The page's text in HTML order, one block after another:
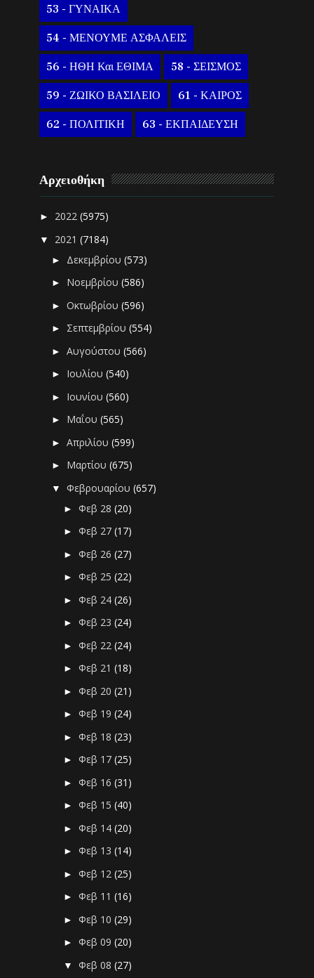
53 - ΓΥΝΑΙΚΑ
54 - ΜΕΝΟΥΜΕ ΑΣΦΑΛΕΙΣ
56 - ΗΘΗ Και ΕΘΙΜΑ 58 - ΣΕΙΣΜΟΣ
59 - ΖΩΙΚΟ ΒΑΣΙΛΕΙΟ 61 - ΚΑΙΡΟΣ
62 - ΠΟΛΙΤΙΚΗ 63 - ΕΚΠΑΙΔΕΥΣΗ
Αρχειοθήκη
► 2022(5975)
▼ 2021(7184)
► Δεκεμβρίου(573)
► Νοεμβρίου(586)
►Οκτωβρίου(596)
► Σεπτεμβρίου(554)
►Αυγούστου(566)
► Ιουλίου(540)
► Ιουνίου(560)
► Μαΐου(565)
►Απριλίου(599)
► Μαρτίου(675)
▼Φεβρουαρίου(657)
►Φεβ 28(20)
►Φεβ 27(17)
►Φεβ 26(27)
►Φεβ 25(22)
►Φεβ 24(26)
►Φεβ 23(24)
►Φεβ 22(24)
►Φεβ 21(18)
►Φεβ 20(21)
►Φεβ 19(24)
►Φεβ 18(23)
►Φεβ 17(25)
►Φεβ 16(31)
►Φεβ 15(40)
►Φεβ 14(20)
►Φεβ 13(14)
►Φεβ 12(25)
►Φεβ 11(16)
►Φεβ 10(29)
►Φεβ 09(20)
▼Φεβ 08(27)